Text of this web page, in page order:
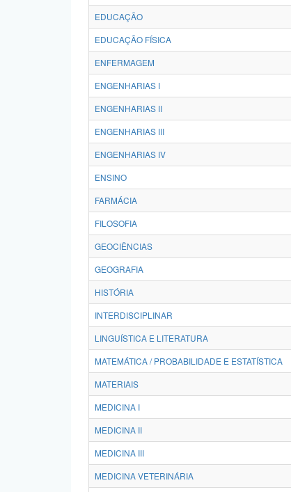
EDUCAÇÃO
EDUCAÇÃO FÍSICA
ENFERMAGEM
ENGENHARIAS I
ENGENHARIAS II
ENGENHARIAS III
ENGENHARIAS IV
ENSINO
FARMÁCIA
FILOSOFIA
GEOCIÊNCIAS
GEOGRAFIA
HISTÓRIA
INTERDISCIPLINAR
LINGUÍSTICA E LITERATURA
MATEMÁTICA / PROBABILIDADE E ESTATÍSTICA
MATERIAIS
MEDICINA I
MEDICINA II
MEDICINA III
MEDICINA VETERINÁRIA